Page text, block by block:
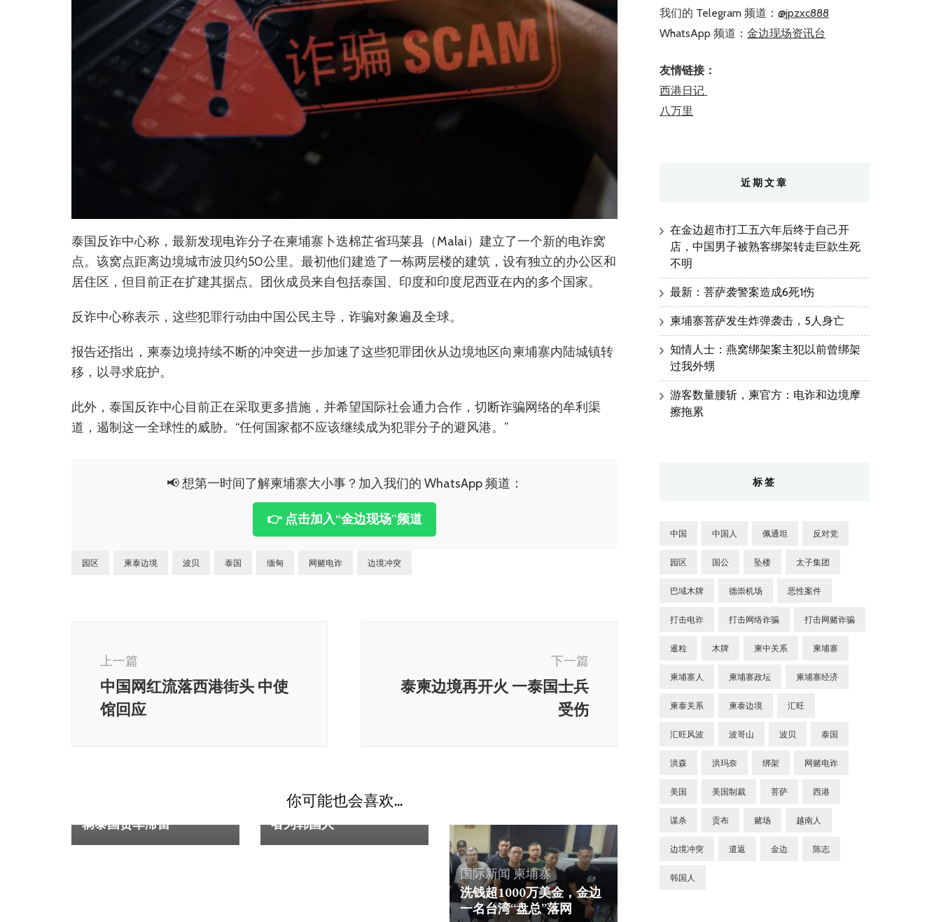
泰国反诈中心称，最新发现电诈分子在柬埔寨卜迭棉芷省玛莱县（Malai）建立了一个新的电诈窝
点。该窝点距离边境城市波贝约50公里。最初他们建造了一栋两层楼的建筑，设有独立的办公区和
居住区，但目前正在扩建其据点。团伙成员来自包括泰国、印度和印度尼西亚在内的多个国家。
反诈中心称表示，这些犯罪行动由中国公民主导，诈骗对象遍及全球。
报告还指出，柬泰边境持续不断的冲突进一步加速了这些犯罪团伙从边境地区向柬埔寨内陆城镇转
移，以寻求庇护。
此外，泰国反诈中心目前正在采取更多措施，并希望国际社会通力合作，切断诈骗网络的牟利渠
道，遏制这一全球性的威胁。“任何国家都不应该继续成为犯罪分子的避风港。”
📢 想第一时间了解柬埔寨大小事？加入我们的 WhatsApp 频道：
👉 点击加入“金边现场”频道
园区 柬泰边境 波贝 泰国 缅甸 网赌电诈 边境冲突
上一篇
中国网红流落西港街头 中使
馆回应
下一篇
泰柬边境再开火 一泰国士兵
受伤
你可能也会喜欢...
辆泰国货车滞留
柬埔寨 独家
波哥山垃圾桶抛尸案一死
者为韩国人
国际新闻 柬埔寨
洗钱超1000万美金，金边
一名台湾“盘总”落网
我们的 Telegram 频道： @jpzxc888
WhatsApp 频道： 金边现场资讯台
友情链接：
西港日记
八万里
近期文章
在金边超市打工五六年后终于自己开
店，中国男子被熟客绑架转走巨款生死
不明
最新：菩萨袭警案造成6死1伤
柬埔寨菩萨发生炸弹袭击，5人身亡
知情人士：燕窝绑架案主犯以前曾绑架
过我外甥
游客数量腰斩，柬官方：电诈和边境摩
擦拖累
标签
中国 中国人 佩通坦 反对党
园区 国公 坠楼 太子集团
巴域木牌 德崇机场 恶性案件
打击电诈 打击网络诈骗 打击网赌诈骗
暹粒 木牌 柬中关系 柬埔寨
柬埔寨人 柬埔寨政坛 柬埔寨经济
柬泰关系 柬泰边境 汇旺
汇旺风波 波哥山 波贝 泰国
洪森 洪玛奈 绑架 网赌电诈
美国 美国制裁 菩萨 西港
谋杀 贡布 赌场 越南人
边境冲突 遣返 金边 陈志
韩国人